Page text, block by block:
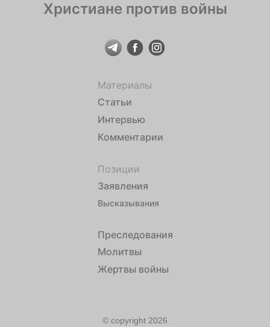
Христиане против войны
Материалы
Статьи
Интервью
Комментарии
Позиции
Заявления
Высказывания
Преследования
Молитвы
Жертвы войны
© copyright 2026